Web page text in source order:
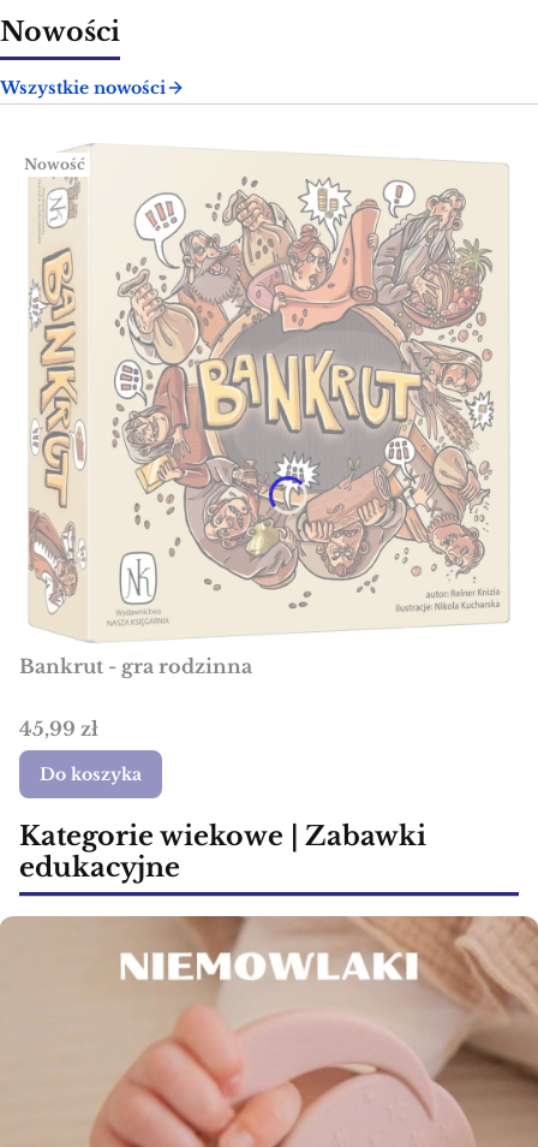
Nowości
Wszystkie nowości
Nowość
Bankrut - gra rodzinna
Cena
45,99 zł
Do koszyka
Kategorie wiekowe | Zabawki
edukacyjne